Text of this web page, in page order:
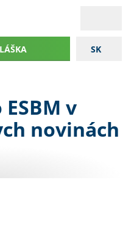
SK
v
novinách